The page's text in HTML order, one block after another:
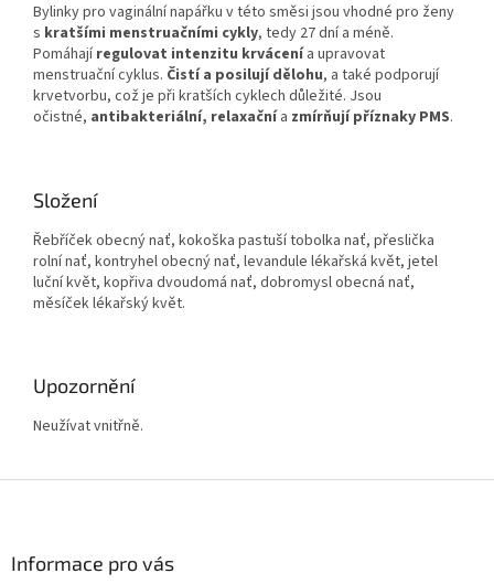
Bylinky pro vaginální napářku v této směsi jsou vhodné pro ženy
s kratšími menstruačními cykly, tedy 27 dní a méně.
Pomáhají regulovat intenzitu krvácení a upravovat
menstruační cyklus. Čistí a posilují dělohu, a také podporují
krvetvorbu, což je při kratších cyklech důležité. Jsou
očistné, antibakteriální, relaxační a zmírňují příznaky PMS.
Složení
Řebříček obecný nať, kokoška pastuší tobolka nať, přeslička
rolní nať, kontryhel obecný nať, levandule lékařská květ, jetel
luční květ, kopřiva dvoudomá nať, dobromysl obecná nať,
měsíček lékařský květ.
Upozornění
Neužívat vnitřně.
Informace pro vás